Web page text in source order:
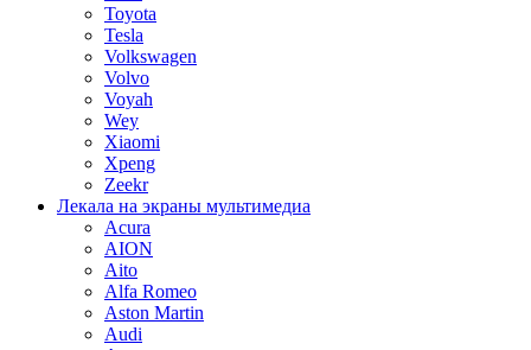
Toyota
Tesla
Volkswagen
Volvo
Voyah
Wey
Xiaomi
Xpeng
Zeekr
Лекала на экраны мультимедиа
Acura
AION
Aito
Alfa Romeo
Aston Martin
Audi